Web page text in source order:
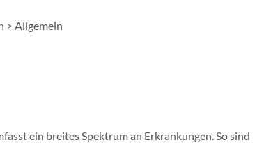
> Allgemein
ein breites Spektrum an Erkrankungen. So sind